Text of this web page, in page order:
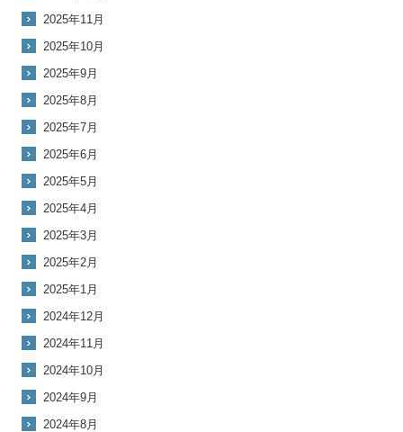
2025年11月
2025年10月
2025年9月
2025年8月
2025年7月
2025年6月
2025年5月
2025年4月
2025年3月
2025年2月
2025年1月
2024年12月
2024年11月
2024年10月
2024年9月
2024年8月